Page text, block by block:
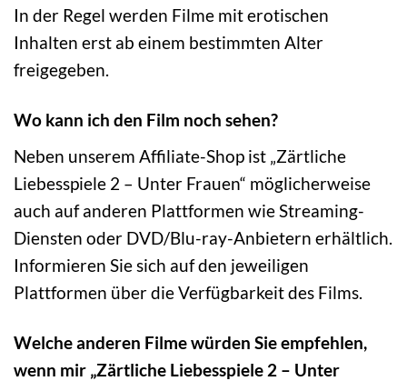
In der Regel werden Filme mit erotischen
Inhalten erst ab einem bestimmten Alter
freigegeben.
Wo kann ich den Film noch sehen?
Neben unserem Affiliate-Shop ist „Zärtliche
Liebesspiele 2 – Unter Frauen“ möglicherweise
auch auf anderen Plattformen wie Streaming-
Diensten oder DVD/Blu-ray-Anbietern erhältlich.
Informieren Sie sich auf den jeweiligen
Plattformen über die Verfügbarkeit des Films.
Welche anderen Filme würden Sie empfehlen,
wenn mir „Zärtliche Liebesspiele 2 – Unter